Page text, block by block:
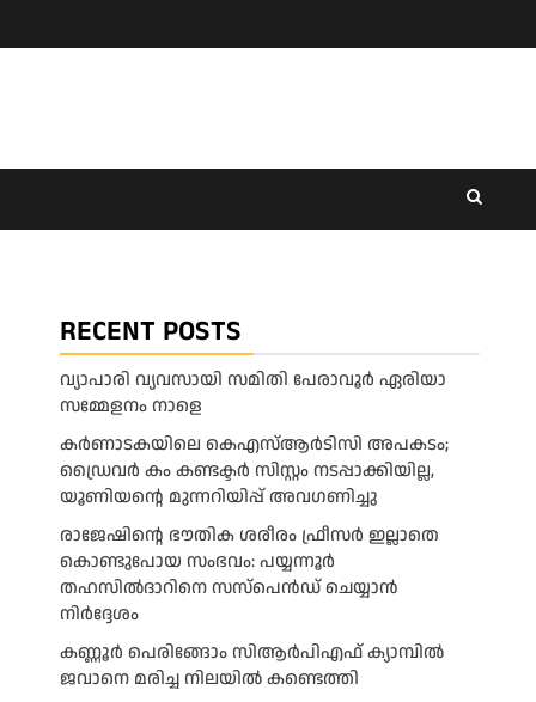
RECENT POSTS
വ്യാപാരി വ്യവസായി സമിതി പേരാവൂർ ഏരിയാ
സമ്മേളനം നാളെ
കര്‍ണാടകയിലെ കെഎസ്ആര്‍ടിസി അപകടം;
ഡ്രൈവര്‍ കം കണ്ടക്ടര്‍ സിസ്റ്റം നടപ്പാക്കിയില്ല,
യൂണിയന്റെ മുന്നറിയിപ്പ് അവഗണിച്ചു
രാജേഷിന്റെ ഭൗതിക ശരീരം ഫ്രീസർ ഇല്ലാതെ
കൊണ്ടുപോയ സംഭവം: പയ്യന്നൂർ
തഹസിൽദാറിനെ സസ്പെൻഡ് ചെയ്യാൻ
നിർദ്ദേശം
കണ്ണൂർ പെരിങ്ങോം സിആർപിഎഫ് ക്യാമ്പിൽ
ജവാനെ മരിച്ച നിലയിൽ കണ്ടെത്തി